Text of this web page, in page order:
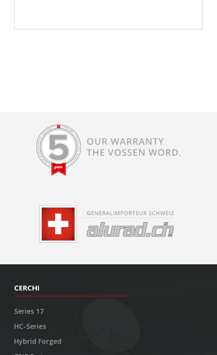
CERCHI
Series 17
HC-Series
Hybrid Forged